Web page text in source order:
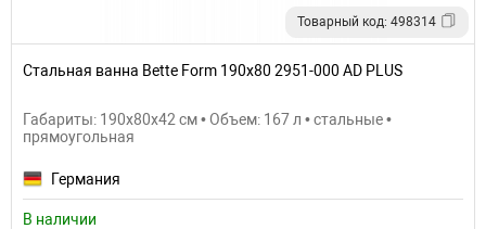
Товарный код: 498314
Стальная ванна Bette Form 190x80 2951-000 AD PLUS
Габариты: 190x80x42 см • Объем: 167 л • стальные •
прямоугольная
Германия
В наличии